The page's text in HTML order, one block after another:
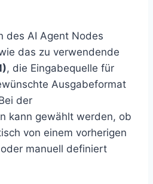
des AI Agent Nodes
das zu verwendende
, die Eingabequelle für
Ausgabeformat
der
kann gewählt werden, ob
von einem vorherigen
manuell definiert